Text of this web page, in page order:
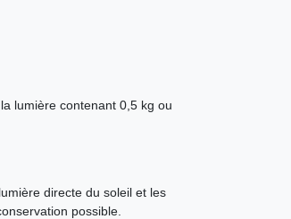
lumière contenant 0,5 kg ou
directe du soleil et les
possible.